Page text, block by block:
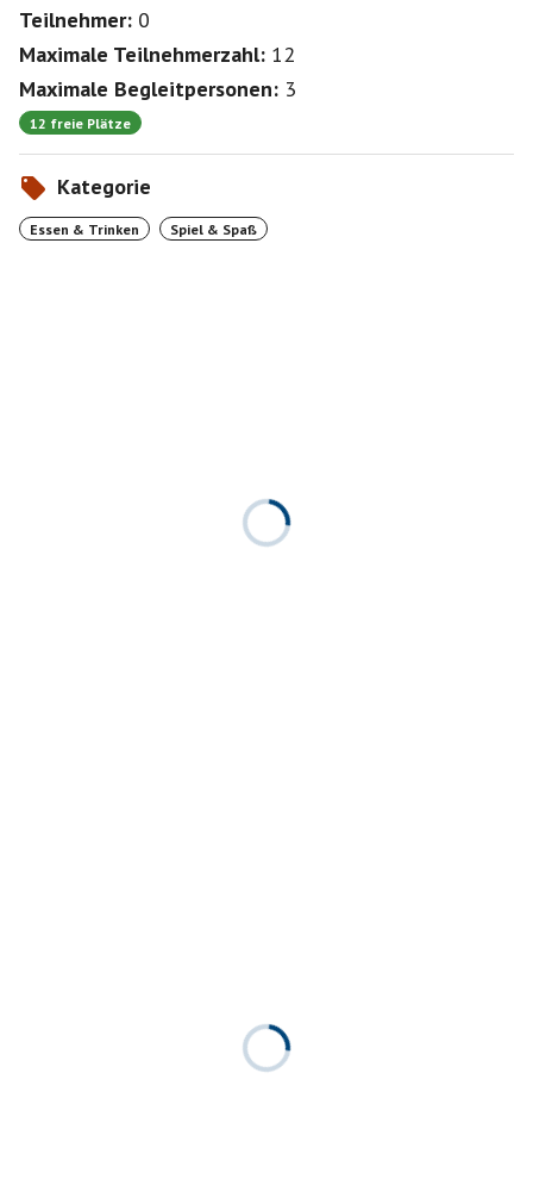
Teilnehmer: 0
Maximale Teilnehmerzahl: 12
Maximale Begleitpersonen: 3
12 freie Plätze
Kategorie
Essen & Trinken Spiel & Spaß